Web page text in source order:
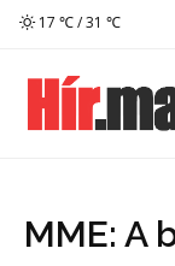
17 ℃ / 31 ℃
MME: A